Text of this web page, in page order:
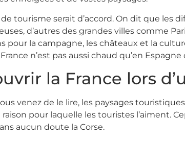
tourisme serait d’accord. On dit que les
d’autres des grandes villes comme
pour la campagne, les châteaux et la
n’est pas aussi chaud qu’en
la France lors
venez de le lire, les paysages
pour laquelle les touristes l’aiment.
aucun doute la Corse.